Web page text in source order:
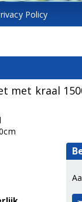
Policy
met kraal